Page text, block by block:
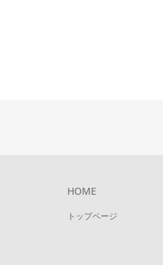
HOME
トップページ